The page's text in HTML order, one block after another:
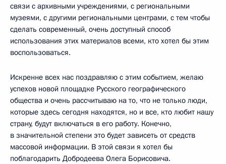
связи с архивными учреждениями, с региональными
музеями, с другими региональными центрами, с тем чтобы
сделать современный, очень доступный способ
использования этих материалов всеми, кто хотел бы этим
воспользоваться.
Искренне всех нас поздравляю с этим событием, желаю
успехов новой площадке Русского географического
общества и очень рассчитываю на то, что не только люди,
которые здесь сегодня находятся, но и все, кто любит нашу
страну, будут включаться в его работу. Конечно,
в значительной степени это будет зависеть от средств
массовой информации. В этой связи я хотел бы
поблагодарить Добродеева Олега Борисовича.